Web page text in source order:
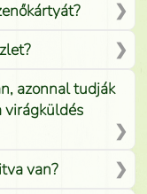
azonnal tudják
virágküldés
van?